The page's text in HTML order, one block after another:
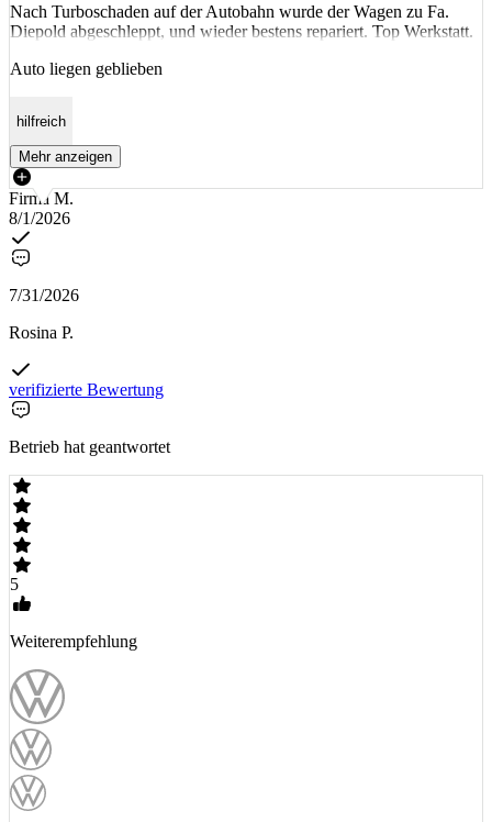
Nach Turboschaden auf der Autobahn wurde der Wagen zu Fa.
Diepold abgeschleppt, und wieder bestens repariert. Top Werkstatt.
Auto liegen geblieben
hilfreich
Mehr anzeigen
Firma M.
8/1/2026
7/31/2026
Rosina P.
verifizierte Bewertung
Betrieb hat geantwortet
5
Weiterempfehlung